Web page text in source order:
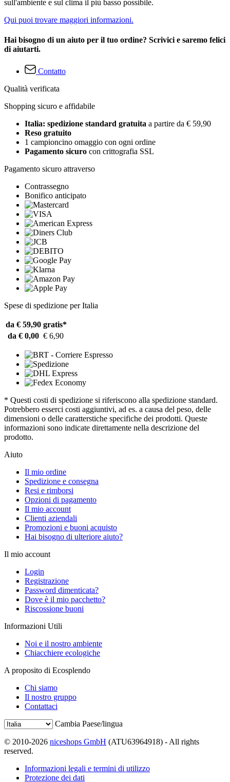
sull'ambiente e sul clima il più basso possibile.
Qui puoi trovare maggiori informazioni.
Hai bisogno di un aiuto per il tuo ordine? Scrivici e saremo felici
di aiutarti.
Contatto
Qualità verificata
Shopping sicuro e affidabile
Italia: spedizione standard gratuita a partire da € 59,90
Reso gratuito
1 campioncino omaggio con ogni ordine
Pagamento sicuro con crittografia SSL
Pagamento sicuro attraverso
Contrassegno
Bonifico anticipato
Spese di spedizione per Italia
da € 59,90 gratis*
da € 0,00 € 6,90
* Questi costi di spedizione si riferiscono alla spedizione standard.
Potrebbero esserci costi aggiuntivi, ad es. a causa del peso, delle
dimensioni o delle caratterstiche specifiche dei prodotti. Queste
informazioni sono indicate direttamente nella descrizione del
prodotto.
Aiuto
Il mio ordine
Spedizione e consegna
Resi e rimborsi
Opzioni di pagamento
Il mio account
Clienti aziendali
Promozioni e buoni acquisto
Hai bisogno di ulteriore aiuto?
Il mio account
Login
Registrazione
Password dimenticata?
Dove è il mio pacchetto?
Riscossione buoni
Informazioni Utili
Noi e il nostro ambiente
Chiacchiere ecologiche
A proposito di Ecosplendo
Chi siamo
Il nostro gruppo
Contattaci
Cambia Paese/lingua
© 2010-2026 niceshops GmbH (ATU63964918) - All rights
reserved.
Informazioni legali e termini di utilizzo
Protezione dei dati